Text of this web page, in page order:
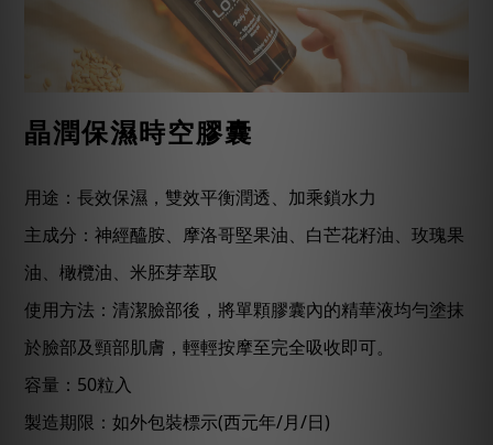
晶潤保濕時空膠囊
用途：長效保濕，雙效平衡潤透、加乘鎖水力
主成分：神經醯胺、摩洛哥堅果油、白芒花籽油、玫瑰果
油、橄欖油、米胚芽萃取
使用方法：清潔臉部後，將單顆膠囊內的精華液均勻塗抹
於臉部及頸部肌膚，輕輕按摩至完全吸收即可。
容量：50粒入
製造期限：如外包裝標示(西元年/月/日)